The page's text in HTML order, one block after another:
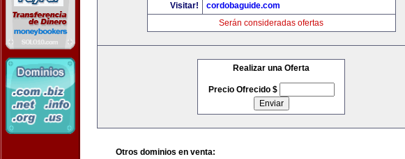
Visitar!
cordobaguide.com
Serán consideradas ofertas
Realizar una Oferta
Precio Ofrecido $
Otros dominios en venta: